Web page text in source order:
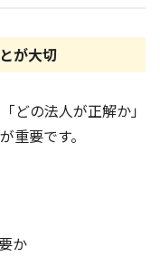
が大切
どの法人が正解か」
重要です。
か